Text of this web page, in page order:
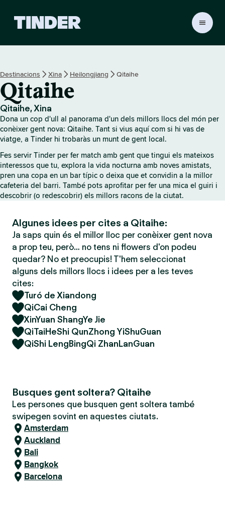
r
c
i
Destinacions Xina Heilongjiang Qitaihe
Qitaihe
Qitaihe, Xina
Dona un cop d'ull al panorama d'un dels millors llocs del món per
conèixer gent nova: Qitaihe. Tant si vius aquí com si hi vas de
viatge, a Tinder hi trobaràs un munt de gent local.
Fes servir Tinder per fer match amb gent que tingui els mateixos
interessos que tu, explora la vida nocturna amb noves amistats,
pren una copa en un bar típic o deixa que et convidin a la millor
cafeteria del barri. També pots aprofitar per fer una mica el guiri i
descobrir (o redescobrir) els millors racons de la ciutat.
Algunes idees per cites a Qitaihe:
Ja saps quin és el millor lloc per conèixer gent nova
a prop teu, però… no tens ni flowers d'on podeu
quedar? No et preocupis! T'hem seleccionat
alguns dels millors llocs i idees per a les teves
cites:
Turó de Xiandong
QiCai Cheng
XinYuan ShangYe Jie
QiTaiHeShi QunZhong YiShuGuan
QiShi LengBingQi ZhanLanGuan
Busques gent soltera? Qitaihe
Les persones que busquen gent soltera també
swipegen sovint en aquestes ciutats.
Amsterdam
Auckland
Bali
Bangkok
Barcelona